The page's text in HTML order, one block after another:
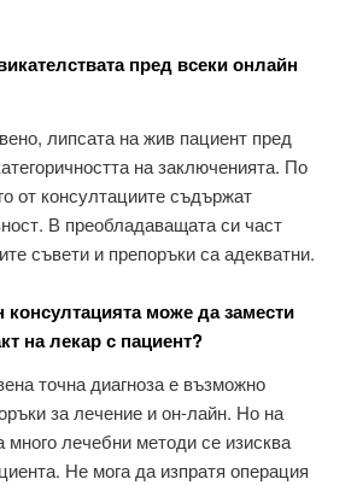
пред всеки онлайн
липсата на жив пациент пред
на заключенията. По
от консултациите съдържат
В преобладаващата си част
съвети и препоръки са адекватни.
може да замести
на лекар с пациент?
точна диагноза е възможно
за лечение и он-лайн. Но на
много лечебни методи се изисква
Не мога да изпратя операция